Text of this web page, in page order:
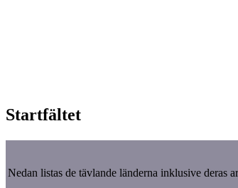
Startfältet
Nedan listas de tävlande länderna inklusive deras